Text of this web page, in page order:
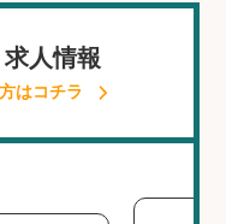
求人情報
はコチラ